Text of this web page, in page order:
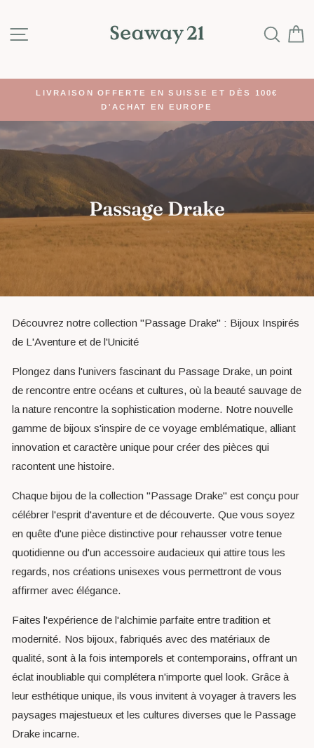
au
NAVIGATION
LIVRAISON OFFERTE EN SUISSE ET DÈS 100€
D'ACHAT EN EUROPE
Passage Drake
Découvrez notre collection "Passage Drake" : Bijoux Inspirés
de L'Aventure et de l'Unicité
Plongez dans l'univers fascinant du Passage Drake, un point
de rencontre entre océans et cultures, où la beauté sauvage de
la nature rencontre la sophistication moderne. Notre nouvelle
gamme de bijoux s'inspire de ce voyage emblématique, alliant
innovation et caractère unique pour créer des pièces qui
racontent une histoire.
Chaque bijou de la collection "Passage Drake" est conçu pour
célébrer l'esprit d'aventure et de découverte. Que vous soyez
en quête d'une pièce distinctive pour rehausser votre tenue
quotidienne ou d'un accessoire audacieux qui attire tous les
regards, nos créations unisexes vous permettront de vous
affirmer avec élégance.
Faites l'expérience de l'alchimie parfaite entre tradition et
modernité. Nos bijoux, fabriqués avec des matériaux de
qualité, sont à la fois intemporels et contemporains, offrant un
éclat inoubliable qui complétera n'importe quel look. Grâce à
leur esthétique unique, ils vous invitent à voyager à travers les
paysages majestueux et les cultures diverses que le Passage
Drake incarne.